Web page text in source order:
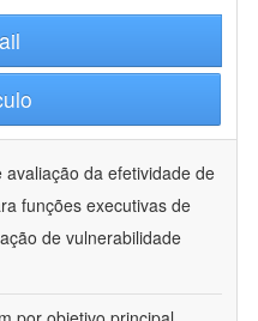
avaliação da efetividade de
funções executivas de
de vulnerabilidade